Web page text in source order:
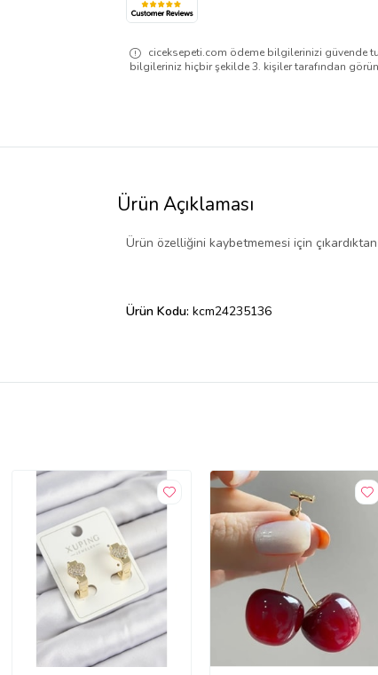
ciceksepeti.com ödeme bilgilerinizi güvende
bilgileriniz hiçbir şekilde 3. kişiler tarafından
Ürün Açıklaması
Ürün özelliğini kaybetmemesi için
Ürün Kodu: kcm24235136